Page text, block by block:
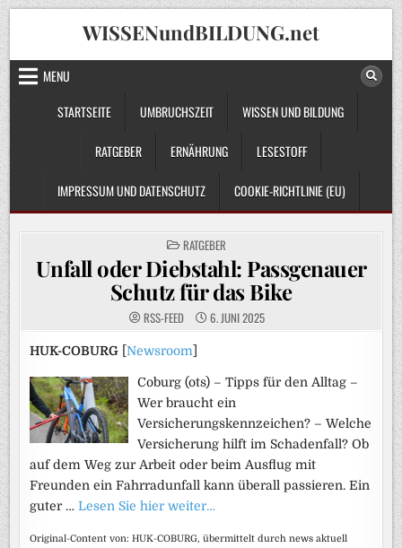
Skip
to
content
WISSENundBILDUNG.net
MENU
STARTSEITE
UMBRUCHSZEIT WISSEN UND BILDUNG
RATGEBER ERNÄHRUNG LESESTOFF
IMPRESSUM UND DATENSCHUTZ COOKIE-RICHTLINIE (EU)
POSTED
IN
RATGEBER
Unfall oder Diebstahl: Passgenauer
Schutz für das Bike
RSS-FEED 6. JUNI 2025
HUK-COBURG [Newsroom
Coburg (ots) – Tipps für den Alltag –
Wer braucht ein
Versicherungskennzeichen? – Welche
Versicherung hilft im Schadenfall? Ob
auf dem Weg zur Arbeit oder beim Ausflug mit
Freunden ein Fahrradunfall kann überall passieren. Ein
guter …Lesen Sie hier weiter…
Original-Content von: HUK-COBURG, übermittelt durch news aktuell